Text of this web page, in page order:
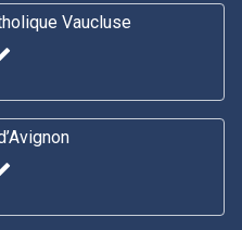
Vaucluse